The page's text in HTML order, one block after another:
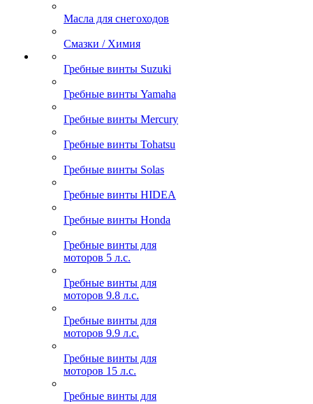
Масла для снегоходов
Смазки / Химия
Гребные винты Suzuki
Гребные винты Yamaha
Гребные винты Mercury
Гребные винты Tohatsu
Гребные винты Solas
Гребные винты HIDEA
Гребные винты Honda
Гребные винты для
моторов 5 л.с.
Гребные винты для
моторов 9.8 л.с.
Гребные винты для
моторов 9.9 л.с.
Гребные винты для
моторов 15 л.с.
Гребные винты для